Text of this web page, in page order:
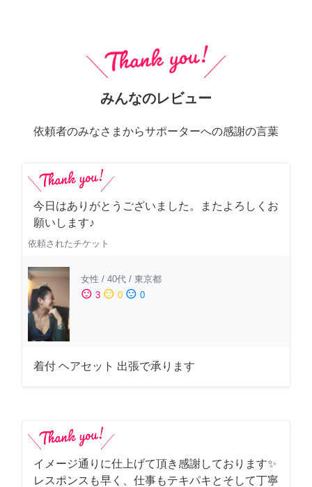
みんなのレビュー
依頼者のみなさまからサポーターへの感謝の言葉
今日はありがとうございました。またよろしくお
願いします♪
依頼されたチケット
女性 / 40代 / 東京都
sentiment_satisfied 3 sentiment_neutral 0 sentiment_dissatisfied 0
着付 ヘアセット 出張で承ります
イメージ通りに仕上げて頂き感謝しております✨
レスポンスも早く、仕事もテキパキとそして丁寧